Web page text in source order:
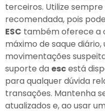
terceiros. Utilize
recomendada, pois
ESC também oferece a
máximo de saque
movimentações
suporte da escestá
para qualquer dúvida
transações. Mantenha
atualizados e, ao usar um